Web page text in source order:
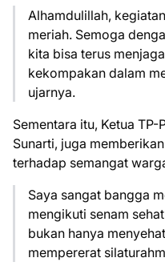
Alhamdulillah,
meriah. Semoga
kita bisa terus
kekompakan dalam
ujarnya.
Sementara itu, Ketua TP-
Sunarti, juga
terhadap semangat
Saya sangat bangga
mengikuti senam
bukan hanya
mempererat